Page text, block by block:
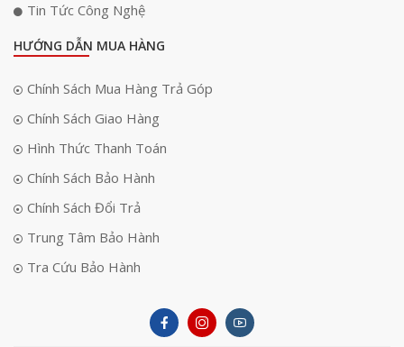
Tin Tức Công Nghệ
HƯỚNG DẪN MUA HÀNG
Chính Sách Mua Hàng Trả Góp
Chính Sách Giao Hàng
Hình Thức Thanh Toán
Chính Sách Bảo Hành
Chính Sách Đổi Trả
Trung Tâm Bảo Hành
Tra Cứu Bảo Hành